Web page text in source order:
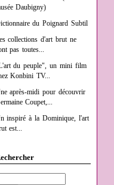
Daubigny)
du Poignard Subtil
collections d'art brut ne
pas toutes...
du peuple", un mini film
Konbini TV...
après-midi pour découvrir
Coupet,...
inspiré à la Dominique, l'art
est...